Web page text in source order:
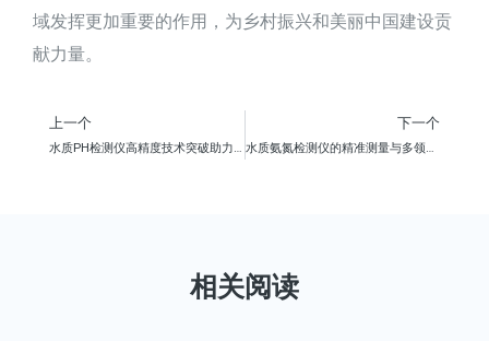
域发挥更加重要的作用，为乡村振兴和美丽中国建设贡
献力量。
上一个
水质PH检测仪高精度技术突破助力环境监测标准化升级
下一个
水质氨氮检测仪的精准测量与多领域实践
相关阅读